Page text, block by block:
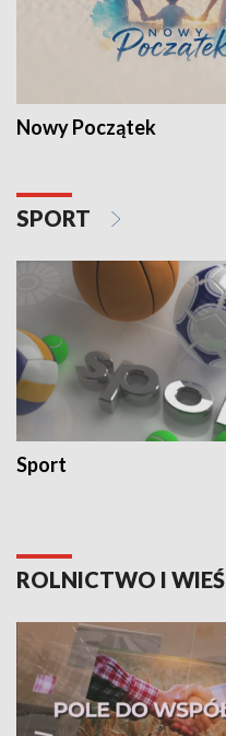
Nowy Początek
SPORT
Sport
ROLNICTWO I WIEŚ